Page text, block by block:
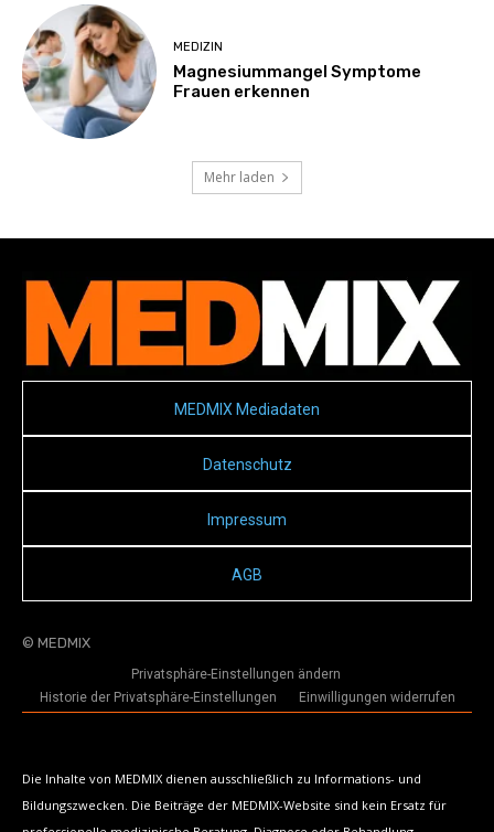
MEDIZIN
Magnesiummangel Symptome
Frauen erkennen
Mehr laden
MEDMIX Mediadaten
Datenschutz
Impressum
AGB
© MEDMIX
Privatsphäre-Einstellungen ändern
Historie der Privatsphäre-Einstellungen
Einwilligungen widerrufen
Die Inhalte von MEDMIX dienen ausschließlich zu Informations- und
Bildungszwecken. Die Beiträge der MEDMIX-Website sind kein Ersatz für